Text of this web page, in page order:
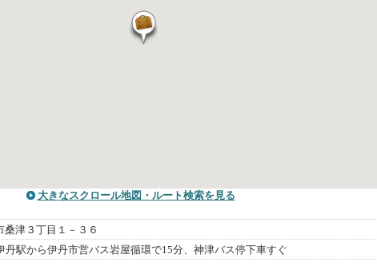
大きなスクロール地図 ・ルート検索を見る
桑津３丁目１－３６
丹駅から伊丹市営バス岩屋循環で15分、神津バス停下車すぐ